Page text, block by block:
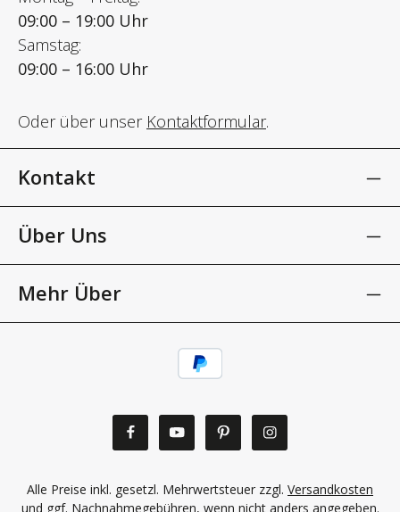
09:00 – 19:00 Uhr
Samstag:
09:00 – 16:00 Uhr
Oder über unser Kontaktformular.
Kontakt
Über Uns
Mehr Über
Alle Preise inkl. gesetzl. Mehrwertsteuer zzgl. Versandkosten
und ggf. Nachnahmegebühren, wenn nicht anders angegeben.